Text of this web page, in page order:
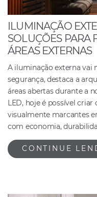
ILUMINAÇÃO
SOLUÇÕES PARA
ÁREAS EXTERNAS
A iluminação externa vai
segurança, destaca a
áreas abertas durante a
LED, hoje é possível
visualmente marcantes
com economia,
CONTINUE